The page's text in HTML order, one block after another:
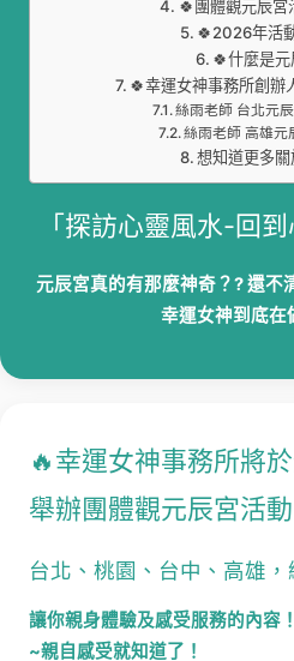
🍀團體觀元辰宮
🍀2026年活
🍀什麼是
🍀幸運女神事務所創辦
絲雨老師 台北元
絲雨老師 高雄元
想知道更多
「探訪心靈風水-回
元辰宮真的有那麼神奇？? 還不
幸運女神到底在
🔥幸運女神事務所將
舉辦團體觀元辰宮活
台北、桃園、台中、高雄，
讓你親身體驗及感受服務的內容
~親自感受就知道了！